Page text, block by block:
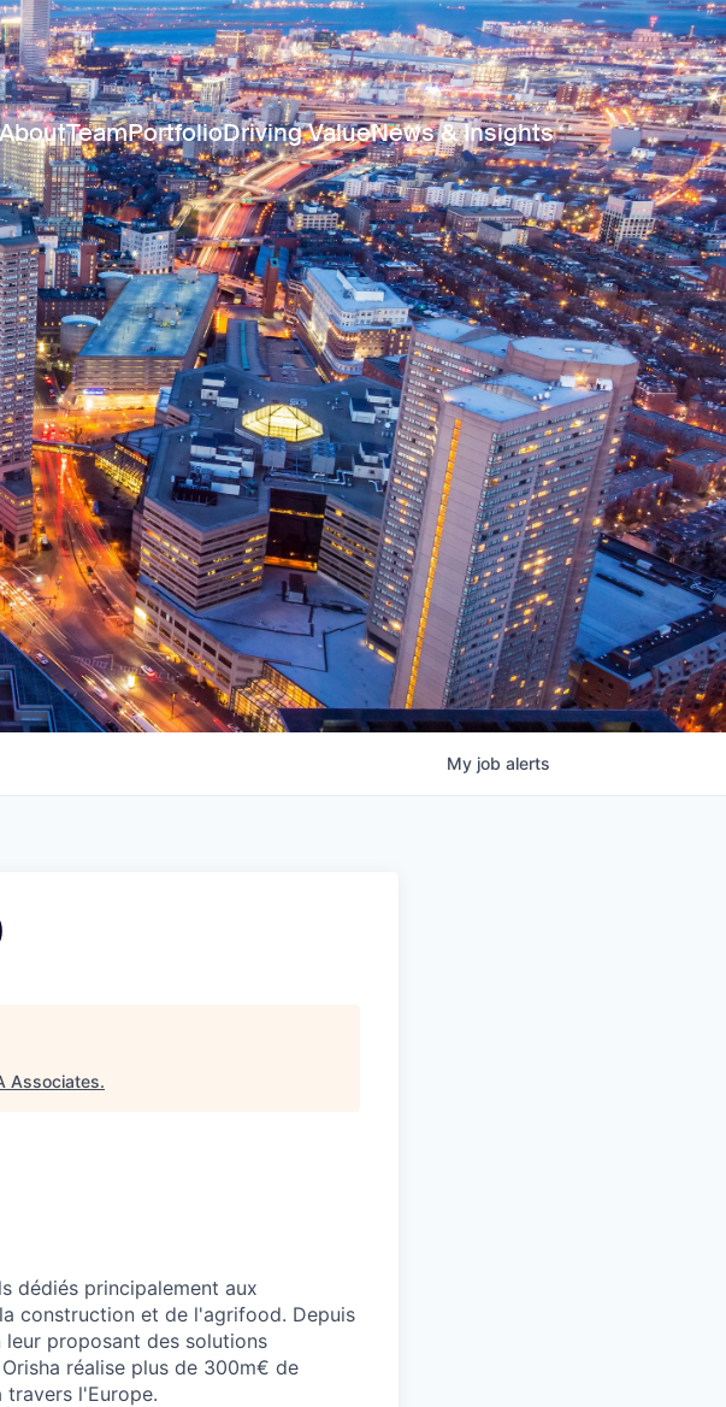
TeamPortfolioDriving ValueNews & Insights
My job alerts
Associates.
dédiés principalement aux
construction et de l'agrifood. Depuis
leur proposant des solutions
réalise plus de 300m€ de
l'Europe.